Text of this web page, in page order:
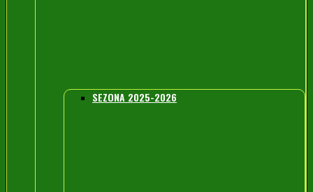
SEZONA 2025-2026